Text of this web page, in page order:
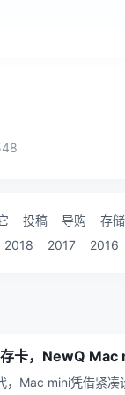
投稿 导购 存储
2018 2017 2016
卡，NewQ Mac
，Mac mini凭借紧凑